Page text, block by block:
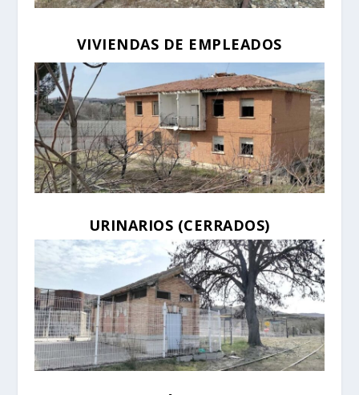
VIVIENDAS DE EMPLEADOS
URINARIOS (CERRADOS)